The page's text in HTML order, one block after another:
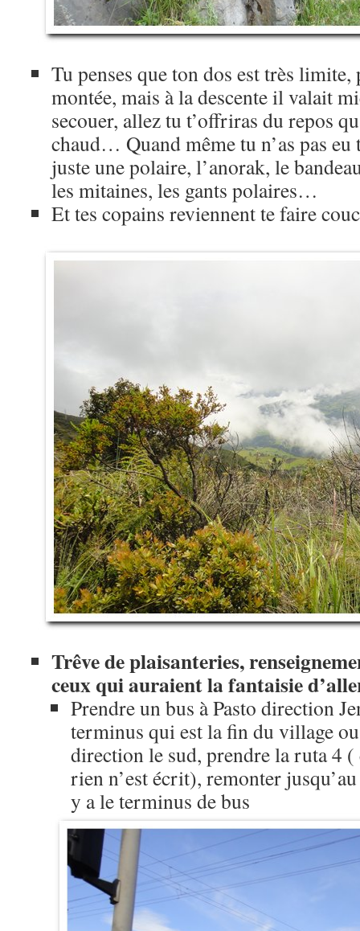
Tu penses que ton dos est très limite,
montée, mais à la descente il valait
secouer, allez tu t’offriras du repos
chaud… Quand même tu n’as pas
juste une polaire, l’anorak, le
les mitaines, les gants polaires…
Et tes copains reviennent te faire
Trêve de plaisanteries,
ceux qui auraient la fantaisie
Prendre un bus à Pasto direction
terminus qui est la fin du village
direction le sud, prendre la ruta 4 (
rien n’est écrit), remonter
y a le terminus de bus